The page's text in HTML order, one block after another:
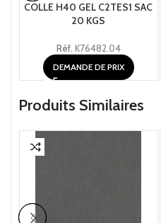
COLLE H40 GEL C2TES1 SAC
20 KGS
Réf. K76482.04
DEMANDE DE PRIX
Produits Similaires